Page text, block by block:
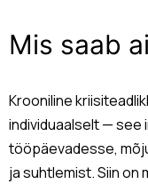
Mis saab
Krooniline
individuaalselt — see
tööpäevadesse,
ja suhtlemist. Siin on